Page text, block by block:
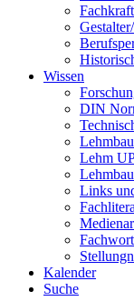
Wissen
DIN
Lehm
Links
Kalender
Suche